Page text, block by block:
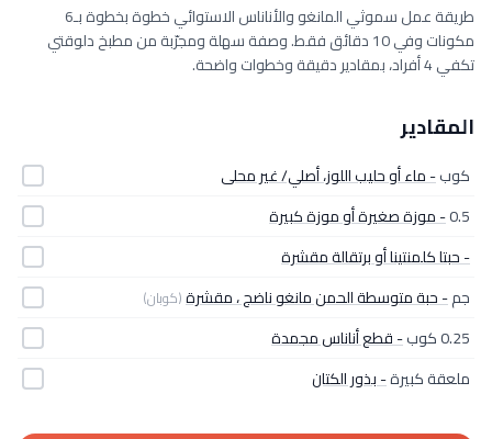
طريقة عمل سموثي المانغو والأناناس الاستوائي خطوة بخطوة بـ6
مكونات وفي 10 دقائق فقط. وصفة سهلة ومجرّبة من مطبخ دلوقتي
تكفي 4 أفراد، بمقادير دقيقة وخطوات واضحة.
المقادير
كوب- ماء أو حليب اللوز، أصلي/ غير محلى
0.5- موزة صغيرة أو موزة كبيرة
- حبتا كلمنتينا أو برتقالة مقشرة
جم- حبة متوسطة الحمن مانغو ناضج ، مقشرة(كوبان)
0.25 كوب
- قطع أناناس مجمدة
ملعقة كبيرة- بذور الكتان